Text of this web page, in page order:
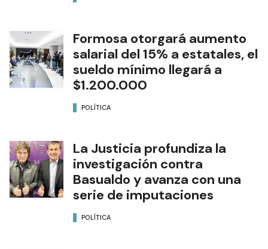
Formosa otorgará aumento
salarial del 15% a estatales, el
sueldo mínimo llegará a
$1.200.000
POLÍTICA
La Justicia profundiza la
investigación contra
Basualdo y avanza con una
serie de imputaciones
POLÍTICA